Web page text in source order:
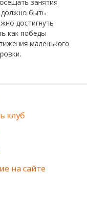
занятия
должно быть
достигнуть
как победы
маленького
клуб
на сайте